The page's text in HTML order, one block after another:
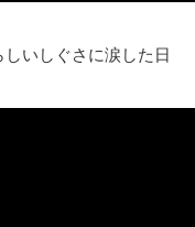
いしぐさに涙した日